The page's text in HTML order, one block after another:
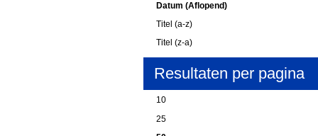
Datum (Aflopend)
Titel (a-z)
Titel (z-a)
Resultaten per pagina
10
25